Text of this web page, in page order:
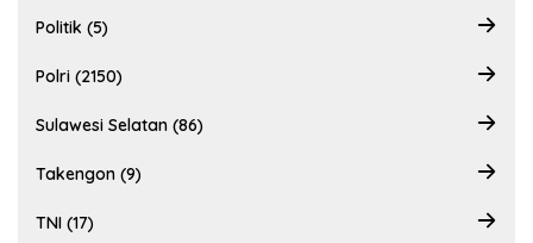
Politik (5)
Polri (2150)
Sulawesi Selatan (86)
Takengon (9)
TNI (17)